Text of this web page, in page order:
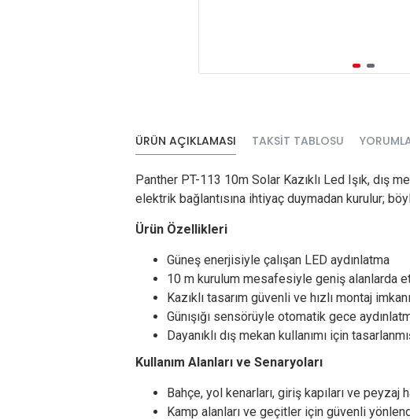
ÜRÜN AÇIKLAMASI TAKSIT TABLOSU
Panther PT-113 10m Solar Kazıklı Led Işık, dış
elektrik bağlantısına ihtiyaç duymadan kurulur;
Ürün Özellikleri
Güneş enerjisiyle çalışan LED aydınlatma
10 m kurulum mesafesiyle geniş alanlarda
Kazıklı tasarım güvenli ve hızlı montaj
Günışığı sensörüyle otomatik gece
Dayanıklı dış mekan kullanımı için
Kullanım Alanları ve Senaryoları
Bahçe, yol kenarları, giriş kapıları ve peyzaj
Kamp alanları ve geçitler için güvenli